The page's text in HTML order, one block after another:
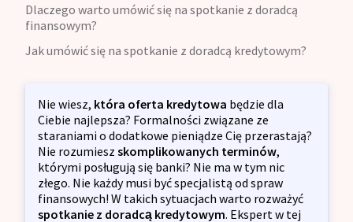
Dlaczego warto umówić się na spotkanie z doradcą
finansowym?
Jak umówić się na spotkanie z doradcą kredytowym?
Nie wiesz, która oferta kredytowa będzie dla
Ciebie najlepsza? Formalności związane ze
staraniami o dodatkowe pieniądze Cię przerastają?
Nie rozumiesz skomplikowanych terminów,
którymi posługują się banki? Nie ma w tym nic
złego. Nie każdy musi być specjalistą od spraw
finansowych! W takich sytuacjach warto rozważyć
spotkanie z doradcą kredytowym. Ekspert w tej